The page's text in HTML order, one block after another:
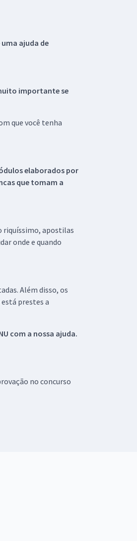
ajuda de
importante se
que você tenha
elaborados por
que tomam a
riquíssimo, apostilas
onde e quando
Além disso, os
prestes a
com a nossa ajuda.
no concurso